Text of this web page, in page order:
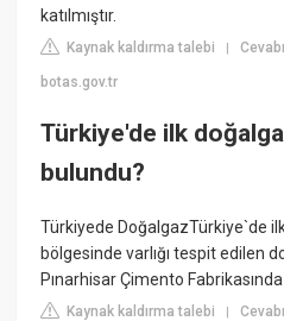
katılmıştır.
Kaynak kaldırma talebi |
botas.gov.tr
Türkiye'de ilk
bulundu?
Türkiyede DoğalgazTürkiye`de
bölgesinde varlığı tespit edilen
Pınarhisar Çimento
Kaynak kaldırma talebi |